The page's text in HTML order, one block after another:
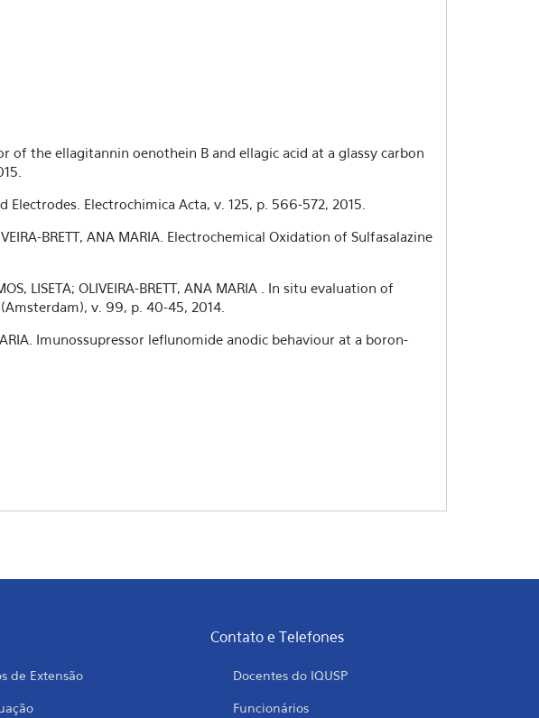
of the ellagitannin oenothein B and ellagic acid at a glassy carbon
Electrodes. Electrochimica Acta, v. 125, p. 566-572, 2015.
BRETT, ANA MARIA. Electrochemical Oxidation of Sulfasalazine
LISETA; OLIVEIRA-BRETT, ANA MARIA . In situ evaluation of
v. 99, p. 40-45, 2014.
Imunossupressor leflunomide anodic behaviour at a boron-
de Extensão
Contato e Telefones
Docentes do IQUSP
Funcionários